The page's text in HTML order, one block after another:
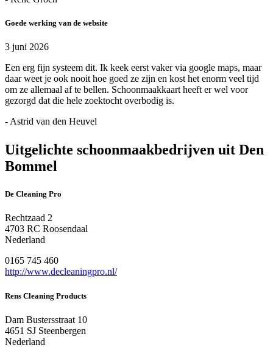
Goede werking van de website
3 juni 2026
Een erg fijn systeem dit. Ik keek eerst vaker via google maps, maar
daar weet je ook nooit hoe goed ze zijn en kost het enorm veel tijd
om ze allemaal af te bellen. Schoonmaakkaart heeft er wel voor
gezorgd dat die hele zoektocht overbodig is.
- Astrid van den Heuvel
Uitgelichte schoonmaakbedrijven uit Den
Bommel
De Cleaning Pro
Rechtzaad 2
4703 RC Roosendaal
Nederland
0165 745 460
http://www.decleaningpro.nl/
Rens Cleaning Products
Dam Bustersstraat 10
4651 SJ Steenbergen
Nederland